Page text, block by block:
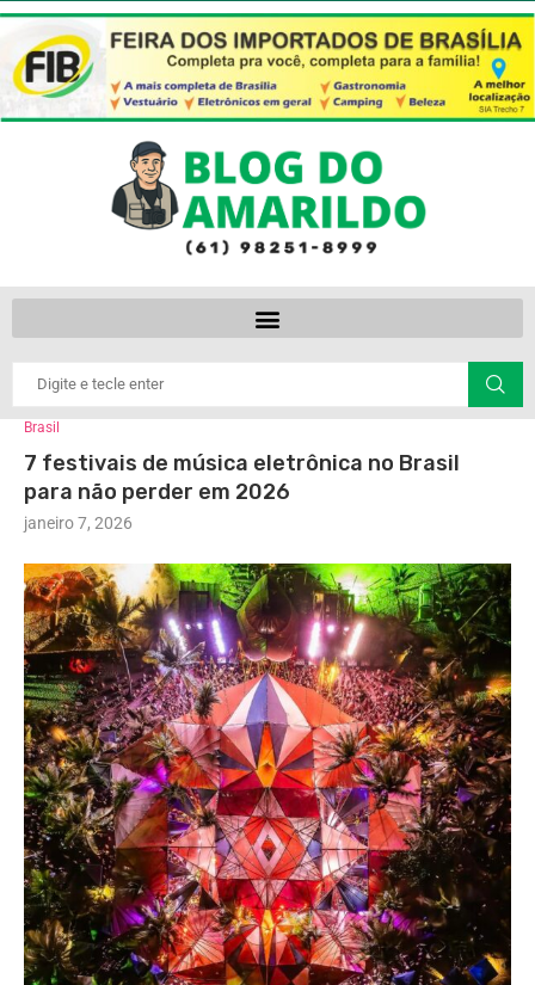
Brasil
7 festivais de música eletrônica no Brasil
para não perder em 2026
janeiro 7, 2026